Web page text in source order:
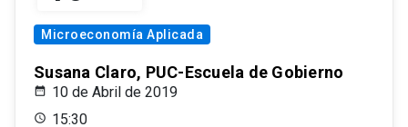
Microeconomía Aplicada
Susana Claro, PUC-Escuela de Gobierno
10 de Abril de 2019
15:30